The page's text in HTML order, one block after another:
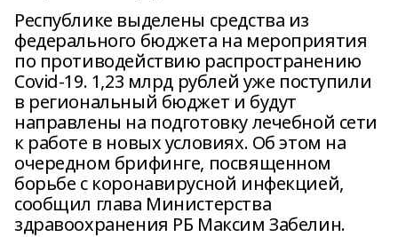
Республике выделены средства из
федерального бюджета на мероприятия
по противодействию распространению
Covid-19. 1,23 млрд рублей уже поступили
в региональный бюджет и будут
направлены на подготовку лечебной сети
к работе в новых условиях. Об этом на
очередном брифинге, посвященном
борьбе с коронавирусной инфекцией,
сообщил глава Министерства
здравоохранения РБ Максим Забелин.